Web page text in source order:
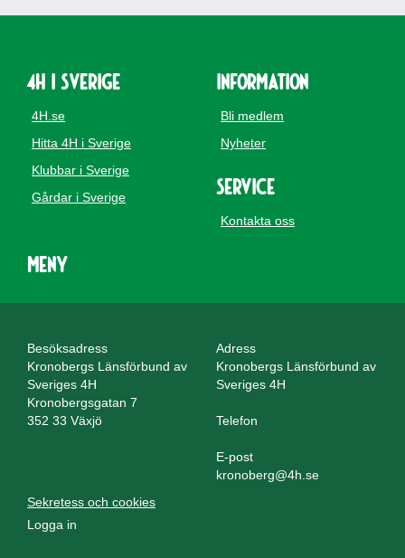
4H i Sverige
4H.se
Hitta 4H i Sverige
Klubbar i Sverige
Gårdar i Sverige
Information
Bli medlem
Nyheter
Service
Kontakta oss
Meny
Besöksadress
Kronobergs Länsförbund av
Sveriges 4H
Kronobergsgatan 7
352 33 Växjö
Adress
Kronobergs Länsförbund av
Sveriges 4H
Telefon
E-post
kronoberg@4h.se
Sekretess och cookies
Logga in